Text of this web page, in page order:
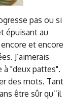
pas ou si
épuisant au
et encore
J’aimerais
à "deux pattes".
des mots. Tant
être sûr qu’’il